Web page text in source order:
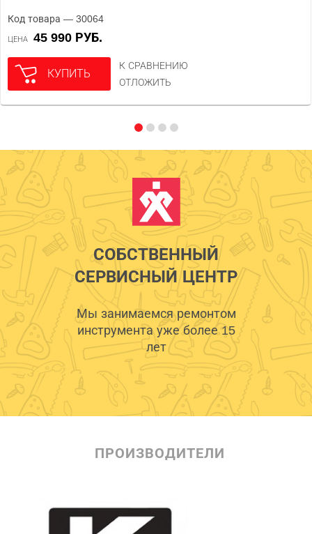
Код товара — 30064
ЦЕНА 45 990 РУБ.
КУПИТЬ
К СРАВНЕНИЮ
ОТЛОЖИТЬ
СОБСТВЕННЫЙ
СЕРВИСНЫЙ ЦЕНТР
Мы занимаемся ремонтом
инструмента уже более 15
лет
ПРОИЗВОДИТЕЛИ